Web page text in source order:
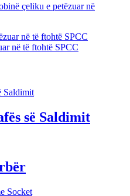
çeliku e petëzuar në
në të ftohtë SPCC
së Saldimit